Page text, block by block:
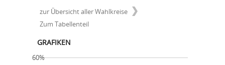
zur Übersicht aller Wahlkreise
Zum Tabellenteil
GRAFIKEN
60%